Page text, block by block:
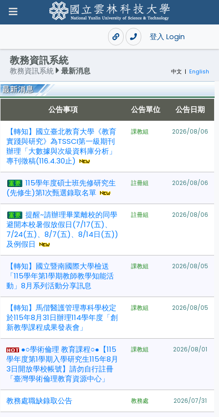
登入 Login
教務資訊系統
教務資訊系統 最新消息 中文 | English
公告事項 公告單位 公告日期
【轉知】國立臺北教育大學《教育
實踐與研究》為TSSCI第一級期刊
辦理「大數據與次級資料庫分析」
專刊徵稿(116.4.30止)
課教組 2026/08/06
115學年度碩士班先修研究生
(先修生)第1次甄選錄取名單
註冊組 2026/08/06
提醒~請辦理畢業離校的同學
避開本校暑假放假日(7/17(五)、
7/24(五)、8/7(五)、8/14日(五))
及例假日
註冊組 2026/08/06
【轉知】國立暨南國際大學檢送
「115學年第1學期教師教學知能活
動」8月系列活動分享訊息
課教組 2026/08/05
【轉知】馬偕醫護管理專科學校定
於115年8月31日辦理114學年度「創
新教學課程成果發表會」
課教組 2026/08/05
●○學術倫理 教育課程○●【115
學年度第1學期入學研究生115年8月
3日開放學校帳號】請勿自行註冊
「臺灣學術倫理教育資源中心」
課教組 2026/08/01
教務處職缺錄取公告 教務處 2026/07/31